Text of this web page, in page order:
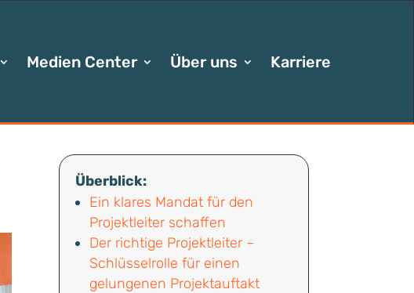
Medien Center Über uns Karriere
Überblick:
Ein klares Mandat für den
Projektleiter schaffen
Der richtige Projektleiter –
Schlüsselrolle für einen
gelungenen Projektauftakt